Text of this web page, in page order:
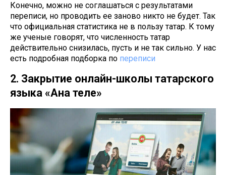
Конечно, можно не соглашаться с результатами
переписи, но проводить ее заново никто не будет. Так
что официальная статистика не в пользу татар. К тому
же ученые говорят, что численность татар
действительно снизилась, пусть и не так сильно. У нас
есть подробная подборка по переписи
2. Закрытие онлайн-школы татарского
языка «Ана теле»